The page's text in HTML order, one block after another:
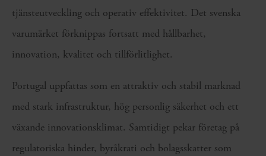
tjänsteutveckling och operativ effektivitet. Det svenska
varumärket förknippas fortsatt med hållbarhet,
innovation, kvalitet och tillförlitlighet.
Portugal uppfattas som en attraktiv och stabil marknad
med stark infrastruktur, hög personlig säkerhet och ett
växande innovationsklimat. Samtidigt pekar företag på
regulatoriska hinder, byråkrati och bolagsskatter som